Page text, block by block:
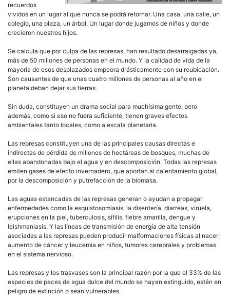
recuerdos
vividos en un lugar al que nunca se podrá retornar. Una casa, una calle, un
colegio, una plaza, un árbol. Un lugar donde jugamos de niños y donde
crecieron nuestros hijos.
Se calcula que por culpa de las represas, han resultado desarraigadas ya,
más de 50 millones de personas en el mundo. Y la calidad de vida de la
mayoría de esos desplazados empeora drásticamente con su reubicación.
Son causantes de que unas cuatro millones de personas al año en el
planeta deban dejar sus tierras.
Sin duda, constituyen un drama social para muchísima gente, pero
además, como si eso no fuera suficiente, tienen graves efectos
ambientales tanto locales, como a escala planetaria.
Las represas constituyen una de las principales causas directas e
indirectas de pérdida de millones de hectáreas de bosques, muchas de
ellas abandonadas bajo el agua y en descomposición. Todas las represas
emiten gases de efecto invernadero, que aportan al calentamiento global,
por la descomposición y putrefacción de la biomasa.
Las aguas estancadas de las represas generan o ayudan a propagar
enfermedades como la esquistosomiasis, la disentería, diarreas, viruela,
erupciones en la piel, tuberculosis, sífilis, fiebre amarilla, dengue y
leishmaniasis. Y las líneas de transmisión de energía de alta tensión
asociadas a las represas pueden producir malformaciones físicas al nacer;
aumento de cáncer y leucemia en niños, tumores cerebrales y problemas
en el sistema nervioso.
Las represas y los trasvases son la principal razón por la que el 33% de las
especies de peces de agua dulce del mundo se hayan extinguido, estén en
peligro de extinción o sean vulnerables.